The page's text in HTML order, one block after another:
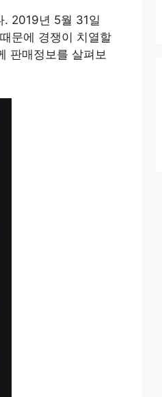
. 2019년 5월 31일
문에 경쟁이 치열할
판매정보를 ​​살펴보